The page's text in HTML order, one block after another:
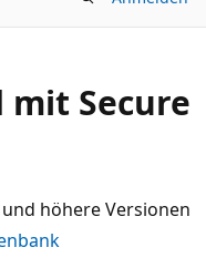
mit Secure
und höhere Versionen